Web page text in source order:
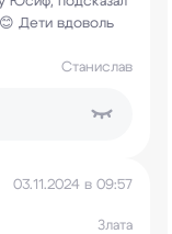
Дети вдоволь
Станислав
03.11.2024 в 09:57
Злата